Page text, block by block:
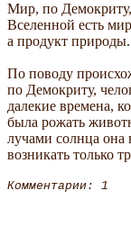
Мир, по Демокриту,
Вселенной есть
а продукт природы.
По поводу
по Демокриту,
далекие времена,
была рожать
лучами солнца она
возникать только
Комментарии: 1